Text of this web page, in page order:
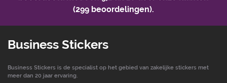
(299 beoordelingen).
Business Stickers
Business Stickers is de specialist op het gebied van zakelijke stickers met
meer dan 20 jaar ervaring.